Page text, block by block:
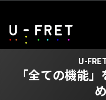
U-
「全ての機能」